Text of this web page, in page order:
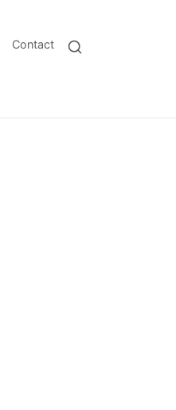
Contact